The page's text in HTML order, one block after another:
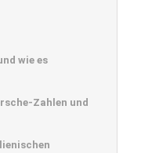
wie es
Zahlen und